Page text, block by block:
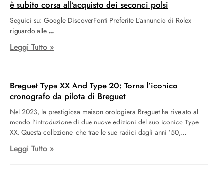
è subito corsa all’acquisto dei secondi polsi
Seguici su: Google DiscoverFonti Preferite L’annuncio di Rolex
riguardo alle
Leggi Tutto »
Breguet Type XX And Type 20: Torna l’iconico
cronografo da pilota di Breguet
Nel 2023, la prestigiosa maison orologiera Breguet ha rivelato al
mondo l’introduzione di due nuove edizioni del suo iconico Type
XX. Questa collezione, che trae le sue radici dagli anni ’50,
dell’aviazione. Sin dai primi giorni dell’era del volo, Breguet ha
Leggi Tutto »